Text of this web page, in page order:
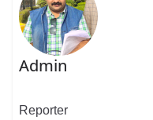
Admin
Reporter